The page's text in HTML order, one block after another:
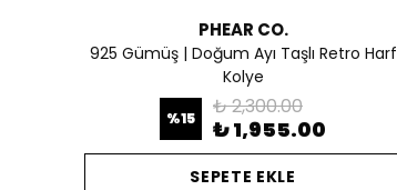
PHEAR CO.
925 Gümüş | Doğum Ayı Taşlı Retro Harf
Kolye
%15 ₺ 2,300.00
₺ 1,955.00
SEPETE EKLE